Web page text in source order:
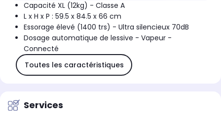
Capacité XL (12kg) - Classe A
L x H x P : 59.5 x 84.5 x 66 cm
Essorage élevé (1400 trs) - Ultra silencieux 70dB
Dosage automatique de lessive - Vapeur -
Connecté
Toutes les caractéristiques
Services